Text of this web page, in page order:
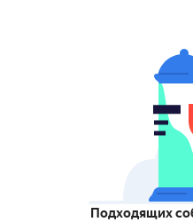
Подходящих